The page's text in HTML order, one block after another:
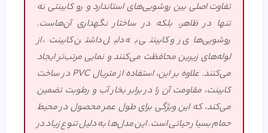
تفاوت اصلی بین روشویی‌های استاندارد و رو کابینتی نه
تنها در ظاهر، بلکه در ساختار نگهداری آن‌هاست.
روشویی‌های رو کابینتی به دلیل داشتن کابینت، از
لوله‌های زیرین محافظت می‌کنند و نمایی مرتب‌تر ایجاد
می‌کنند. علاوه بر این، استفاده از متریال PVC در ساخت
کابینت، مقاومت آن را در برابر بخار آب و رطوبت تضمین
می‌کند، که این ویژگی برای طول عمر محصول در محیط
حمام بسیار حیاتی است. این مدل‌ها به دلیل تنوع زیاد در